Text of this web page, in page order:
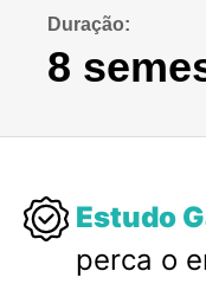
Duração:
8
Estudo
perca o